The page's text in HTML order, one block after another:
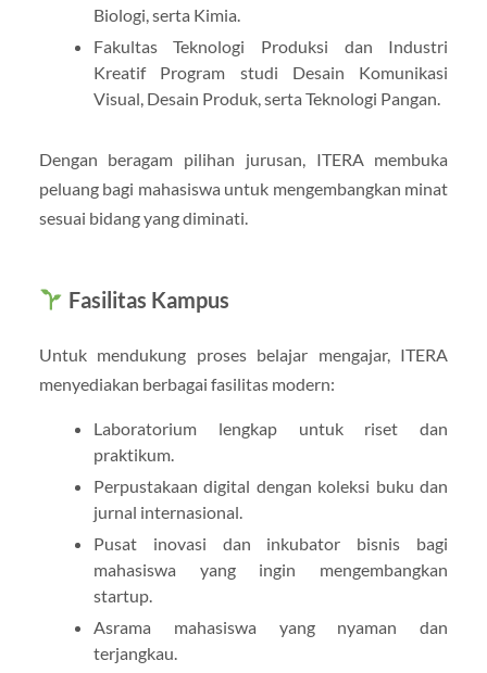
Biologi, serta Kimia.
Fakultas Teknologi Produksi dan Industri
Kreatif Program studi Desain Komunikasi
Visual, Desain Produk, serta Teknologi Pangan.
Dengan beragam pilihan jurusan, ITERA membuka
peluang bagi mahasiswa untuk mengembangkan minat
sesuai bidang yang diminati.
Fasilitas Kampus
Untuk mendukung proses belajar mengajar, ITERA
menyediakan berbagai fasilitas modern:
Laboratorium lengkap untuk riset dan
praktikum.
Perpustakaan digital dengan koleksi buku dan
jurnal internasional.
Pusat inovasi dan inkubator bisnis bagi
mahasiswa yang ingin mengembangkan
startup.
Asrama mahasiswa yang nyaman dan
terjangkau.